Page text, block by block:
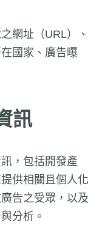
網址（URL）、
國家、廣告曝
訊
，包括開發產
供相關且個人化
告之受眾，以及
分析。